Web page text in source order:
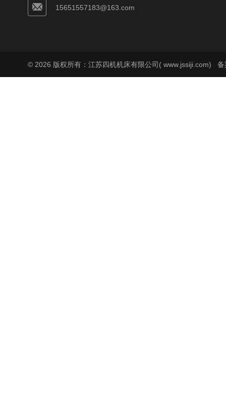
15651557183@163.com
© 2026 版权所有：江苏四机机床有限公司( www.jssiji.com) 备